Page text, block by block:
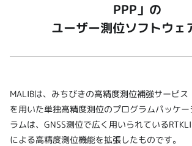
PPP」の
ユーザー測位ソフトウェ
MALIBは、みちびきの高精度測位補強サービス
を用いた単独高精度測位のプログラムパッケ
ラムは、GNSS測位で広く用いられている
による高精度測位機能を拡張したものです。